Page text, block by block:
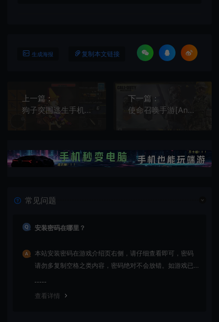
生成海报 复制本文链接
上一篇：
狗子突围逃生手机游戏[Android][v1.0]
下一篇：
使命召唤手游[Android][v1.9.48]
常见问题
安装密码在哪里？
本站安装密码在游戏介绍页右侧，请仔细查看即可，密码
请勿多复制空格之类内容，密码绝对不会放错。如游戏已
查看详情